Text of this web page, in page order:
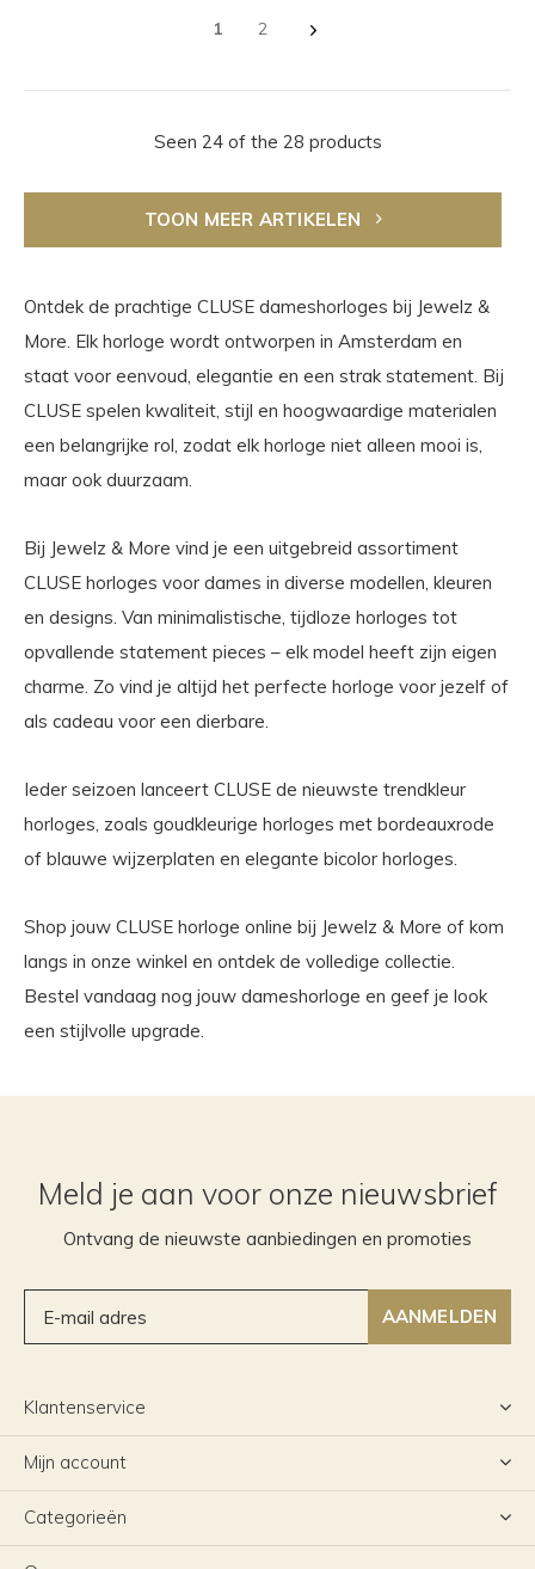
1 2
Seen 24 of the 28 products
TOON MEER ARTIKELEN
Ontdek de prachtige CLUSE dameshorloges bij Jewelz &
More. Elk horloge wordt ontworpen in Amsterdam en
staat voor eenvoud, elegantie en een strak statement. Bij
CLUSE spelen kwaliteit, stijl en hoogwaardige materialen
een belangrijke rol, zodat elk horloge niet alleen mooi is,
maar ook duurzaam.
Bij Jewelz & More vind je een uitgebreid assortiment
CLUSE horloges voor dames in diverse modellen, kleuren
en designs. Van minimalistische, tijdloze horloges tot
opvallende statement pieces – elk model heeft zijn eigen
charme. Zo vind je altijd het perfecte horloge voor jezelf of
als cadeau voor een dierbare.
Ieder seizoen lanceert CLUSE de nieuwste trendkleur
horloges, zoals goudkleurige horloges met bordeauxrode
of blauwe wijzerplaten en elegante bicolor horloges.
Shop jouw CLUSE horloge online bij Jewelz & More of kom
langs in onze winkel en ontdek de volledige collectie.
Bestel vandaag nog jouw dameshorloge en geef je look
een stijlvolle upgrade.
Meld je aan voor onze nieuwsbrief
Ontvang de nieuwste aanbiedingen en promoties
AANMELDEN
Klantenservice
Mijn account
Categorieën